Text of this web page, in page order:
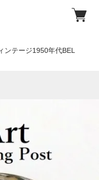
ンテージ1950年代BEL